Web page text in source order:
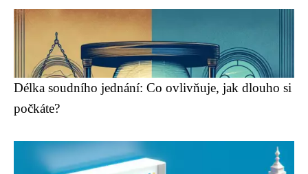
Délka soudního jednání: Co ovlivňuje, jak dlouho si
počkáte?